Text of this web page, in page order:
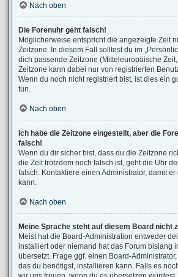
Nach oben
Die Forenuhr geht falsch!
Möglicherweise entspricht die angezeigte Zeit
Zeitzone. In diesem Fall solltest du im
dich passende Zeitzone (Mitteleuropäische
Zeitzone kann dabei nur von registrierten
Wenn du noch nicht registriert bist, ist dies ein
tun.
Nach oben
Ich habe die Zeitzone eingestellt, aber die
falsch!
Wenn du dir sicher bist, dass du die Zeitzone
die Zeit trotzdem noch falsch ist, geht die Uhr
falsch. Kontaktiere einen Administrator, damit
kann.
Nach oben
Meine Sprache steht auf diesem Board nicht
Meist hat die Board-Administration entweder
installiert oder niemand hat das Forum bislang
übersetzt. Frage ggf. einen Board-
das du benötigst, installieren kann. Falls es